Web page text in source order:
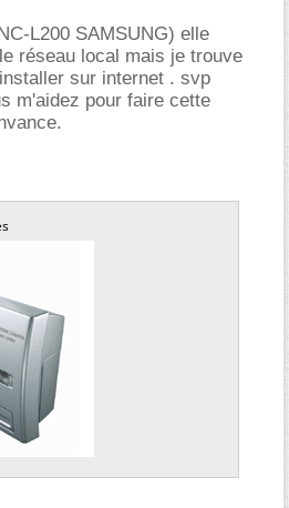
L200 SAMSUNG) elle
réseau local mais je trouve
sur internet . svp
m'aidez pour faire cette